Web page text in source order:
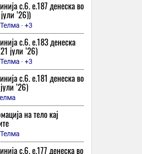
од Белгија се огласи
роденден: „Благодарна
Бог ми испрати на
-Еспресо
терористички напад
СП
-Pressing TV
девојче подолг период
и физички
од својот татко
-Скопје1
бродови
на површина во
с.6. e.187 денеска во
’26))
Телма -+3
с.6. e.183 денеска
јули ’26)
Телма -+3
с.6. e.181 денеска во
’26)
на тело кај
Телма
с.6. e.177 денеска во